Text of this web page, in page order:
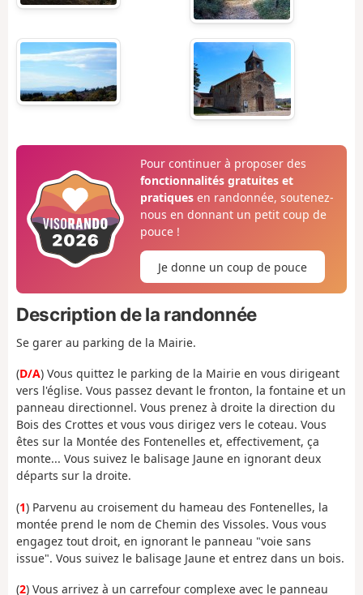
Pour continuer à proposer des
fonctionnalités gratuites et
pratiquesen randonnée, soutenez-
nous en donnant un petit coup de
pouce !
Je donne un coup de pouce
Description de la randonnée
Se garer au parking de la Mairie.
(D/A) Vous quittez le parking de la Mairie en vous dirigeant
vers l'église. Vous passez devant le fronton, la fontaine et un
panneau directionnel. Vous prenez à droite la direction du
Bois des Crottes et vous vous dirigez vers le coteau. Vous
êtes sur la Montée des Fontenelles et, effectivement, ça
monte... Vous suivez le balisage Jaune en ignorant deux
départs sur la droite.
(1) Parvenu au croisement du hameau des Fontenelles, la
montée prend le nom de Chemin des Vissoles. Vous vous
engagez tout droit, en ignorant le panneau "voie sans
issue". Vous suivez le balisage Jaune et entrez dans un bois.
(2) Vous arrivez à un carrefour complexe avec le panneau